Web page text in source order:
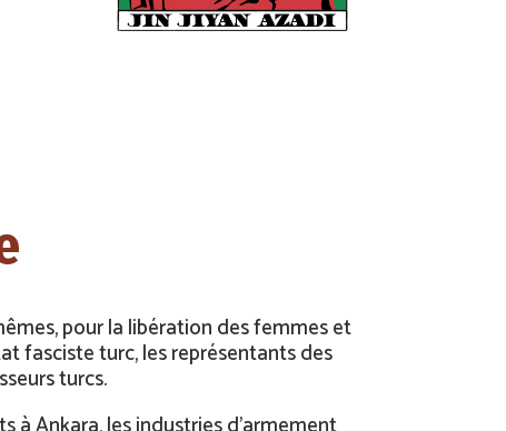
pour la libération des femmes et
fasciste turc, les représentants des
turcs.